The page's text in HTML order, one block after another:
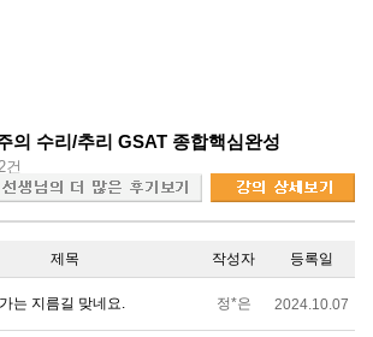
의 수리/추리 GSAT 종합핵심완성
건
제목 작성자 등록일
는 지름길 맞네요. 정*은 2024.10.07